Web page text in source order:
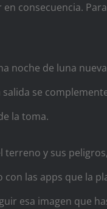
consecuencia.
noche de luna
se
la toma.
y sus
las apps que la
esa imagen que